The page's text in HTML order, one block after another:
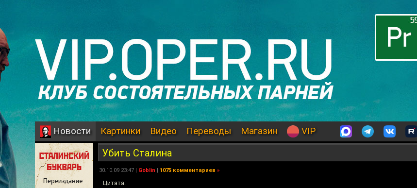
Новости Картинки Видео Переводы Магазин VIP
Убить Сталина
30.10.09 23:47 | Goblin | 1075 комментариев »
Цитата: